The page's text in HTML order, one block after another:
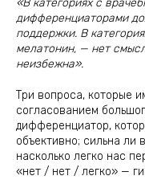
«В категориях с
дифференциаторами
поддержки. В
мелатонин, — нет
неизбежна».
Три вопроса, которые
согласованием
дифференциатор,
объективно; сильна ли
насколько легко нас
«нет / нет / легко» —